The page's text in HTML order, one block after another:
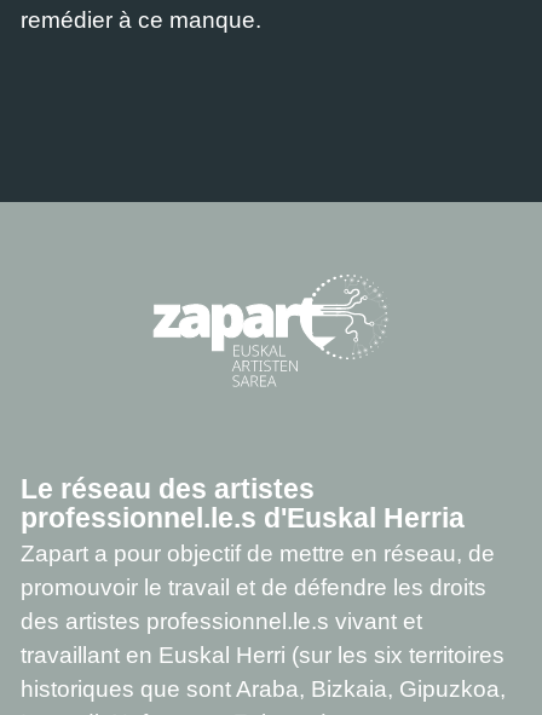
remédier à ce manque.
Le réseau des artistes
professionnel.le.s d'Euskal Herria
Zapart a pour objectif de mettre en réseau, de
promouvoir le travail et de défendre les droits
des artistes professionnel.le.s vivant et
travaillant en Euskal Herri (sur les six territoires
historiques que sont Araba, Bizkaia, Gipuzkoa,